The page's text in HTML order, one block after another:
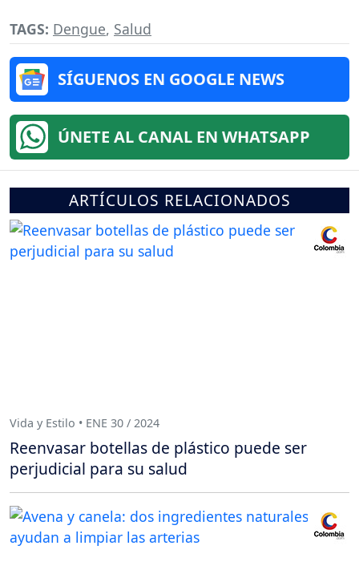
TAGS: Dengue, Salud
SÍGUENOS EN GOOGLE NEWS
ÚNETE AL CANAL EN WHATSAPP
ARTÍCULOS RELACIONADOS
Vida y Estilo • ENE 30 / 2024
Reenvasar botellas de plástico puede ser
perjudicial para su salud